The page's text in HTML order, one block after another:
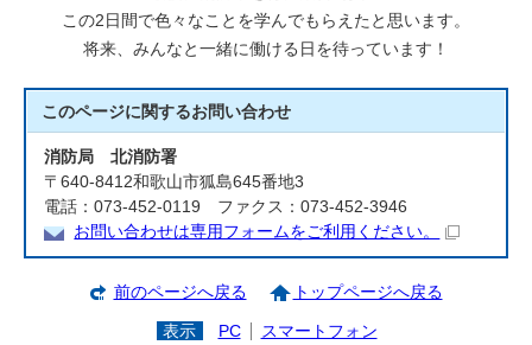
この2日間で色々なことを学んでもらえたと思います。
将来、みんなと一緒に働ける日を待っています！
このページに関するお問い合わせ
消防局 北消防署
〒640-8412和歌山市狐島645番地3
電話：073-452-0119 ファクス：073-452-3946
お問い合わせは専用フォームをご利用ください。
前のページへ戻る トップページへ戻る
表示 PC スマートフォン